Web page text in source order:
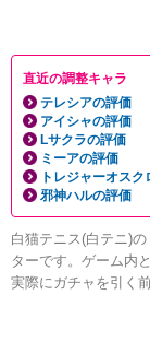
直近の調整キャラ
テレシアの評価
アイシャの評価
Lサクラの評価
ミーアの評価
トレジャーオス
邪神ハルの評価
白猫テニス(白テニ)
ターです。ゲーム内
実際にガチャを引く